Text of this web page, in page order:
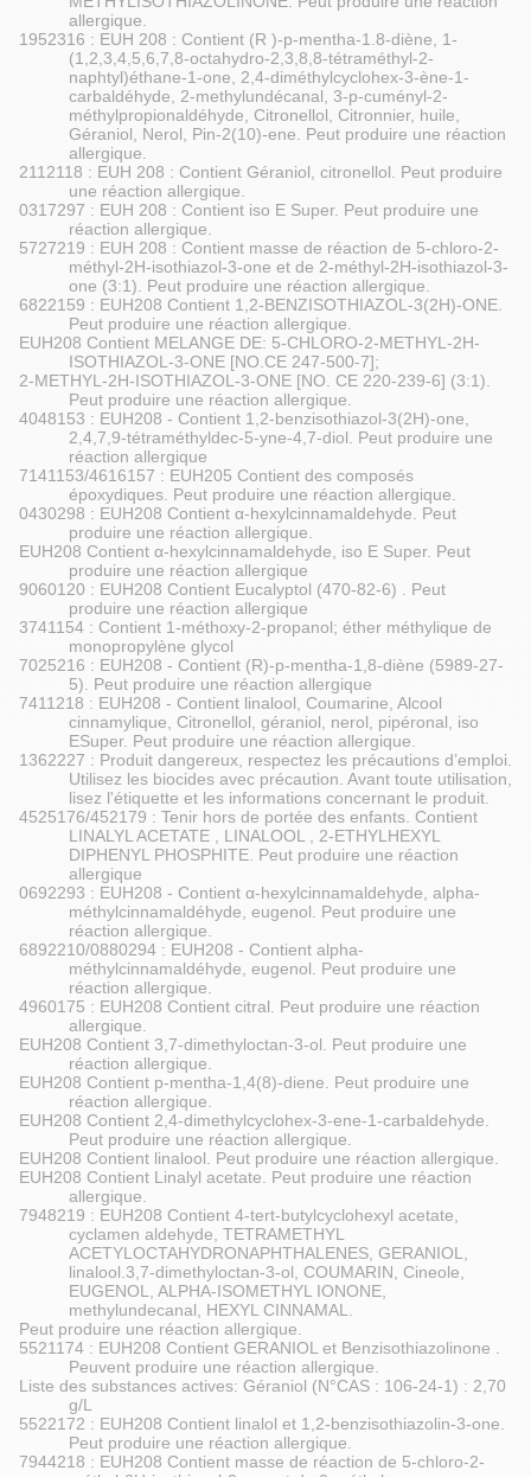
allergique.
1952316 : EUH 208 : Contient (R )-p-mentha-1.8-diène, 1-
(1,2,3,4,5,6,7,8-octahydro-2,3,8,8-tétraméthyl-2-
naphtyl)éthane-1-one, 2,4-diméthylcyclohex-3-ène-1-
carbaldéhyde, 2-methylundécanal, 3-p-cuményl-2-
méthylpropionaldéhyde, Citronellol, Citronnier, huile,
Géraniol, Nerol, Pin-2(10)-ene. Peut produire une réaction
allergique.
2112118 : EUH 208 : Contient Géraniol, citronellol. Peut produire
une réaction allergique.
0317297 : EUH 208 : Contient iso E Super. Peut produire une
réaction allergique.
5727219 : EUH 208 : Contient masse de réaction de 5-chloro-2-
méthyl-2H-isothiazol-3-one et de 2-méthyl-2H-isothiazol-3-
one (3:1). Peut produire une réaction allergique.
6822159 : EUH208 Contient 1,2-BENZISOTHIAZOL-3(2H)-ONE.
Peut produire une réaction allergique.
EUH208 Contient MELANGE DE: 5-CHLORO-2-METHYL-2H-
ISOTHIAZOL-3-ONE [NO.CE 247-500-7];
2-METHYL-2H-ISOTHIAZOL-3-ONE [NO. CE 220-239-6] (3:1).
Peut produire une réaction allergique.
4048153 : EUH208 - Contient 1,2-benzisothiazol-3(2H)-one,
2,4,7,9-tétraméthyldec-5-yne-4,7-diol. Peut produire une
réaction allergique
7141153/4616157 : EUH205 Contient des composés
époxydiques. Peut produire une réaction allergique.
0430298 : EUH208 Contient α-hexylcinnamaldehyde. Peut
produire une réaction allergique.
EUH208 Contient α-hexylcinnamaldehyde, iso E Super. Peut
produire une réaction allergique
9060120 : EUH208 Contient Eucalyptol (470-82-6) . Peut
produire une réaction allergique
3741154 : Contient 1-méthoxy-2-propanol; éther méthylique de
monopropylène glycol
7025216 : EUH208 - Contient (R)-p-mentha-1,8-diène (5989-27-
5). Peut produire une réaction allergique
7411218 : EUH208 - Contient linalool, Coumarine, Alcool
cinnamylique, Citronellol, géraniol, nerol, pipéronal, iso
ESuper. Peut produire une réaction allergique.
1362227 : Produit dangereux, respectez les précautions d’emploi.
Utilisez les biocides avec précaution. Avant toute utilisation,
lisez l'étiquette et les informations concernant le produit.
4525176/452179 : Tenir hors de portée des enfants. Contient
LINALYL ACETATE , LINALOOL , 2-ETHYLHEXYL
DIPHENYL PHOSPHITE. Peut produire une réaction
allergique
0692293 : EUH208 - Contient α-hexylcinnamaldehyde, alpha-
méthylcinnamaldéhyde, eugenol. Peut produire une
réaction allergique.
6892210/0880294 : EUH208 - Contient alpha-
méthylcinnamaldéhyde, eugenol. Peut produire une
réaction allergique.
4960175 : EUH208 Contient citral. Peut produire une réaction
allergique.
EUH208 Contient 3,7-dimethyloctan-3-ol. Peut produire une
réaction allergique.
EUH208 Contient p-mentha-1,4(8)-diene. Peut produire une
réaction allergique.
EUH208 Contient 2,4-dimethylcyclohex-3-ene-1-carbaldehyde.
Peut produire une réaction allergique.
EUH208 Contient linalool. Peut produire une réaction allergique.
EUH208 Contient Linalyl acetate. Peut produire une réaction
allergique.
7948219 : EUH208 Contient 4-tert-butylcyclohexyl acetate,
cyclamen aldehyde, TETRAMETHYL
ACETYLOCTAHYDRONAPHTHALENES, GERANIOL,
linalool.3,7-dimethyloctan-3-ol, COUMARIN, Cineole,
EUGENOL, ALPHA-ISOMETHYL IONONE,
methylundecanal, HEXYL CINNAMAL.
Peut produire une réaction allergique.
5521174 : EUH208 Contient GERANIOL et Benzisothiazolinone .
Peuvent produire une réaction allergique.
Liste des substances actives: Géraniol (N°CAS : 106-24-1) : 2,70
g/L
5522172 : EUH208 Contient linalol et 1,2-benzisothiazolin-3-one.
Peut produire une réaction allergique.
7944218 : EUH208 Contient masse de réaction de 5-chloro-2-